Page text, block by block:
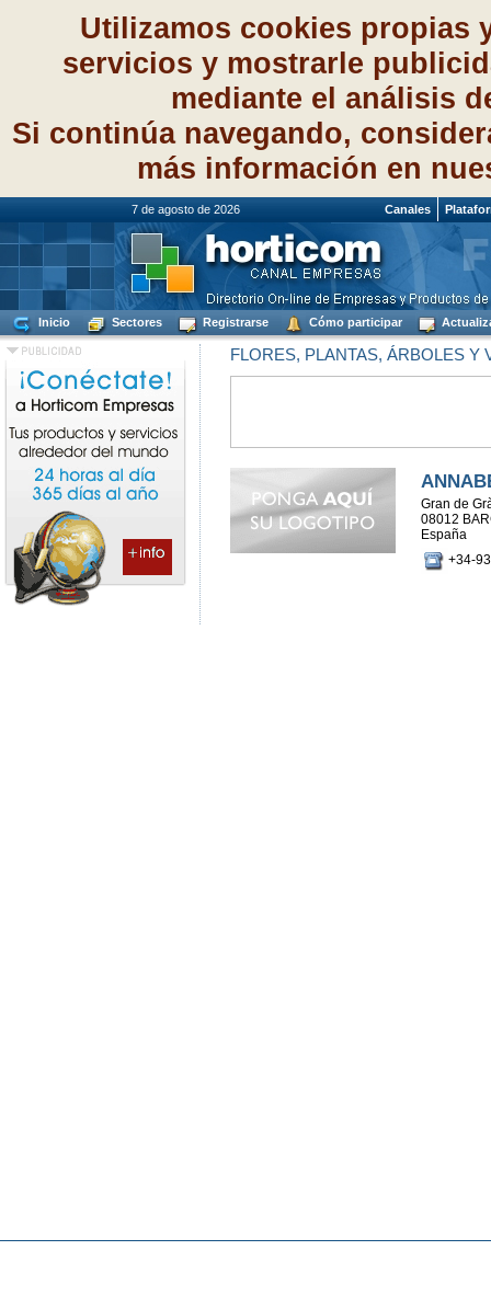
Utilizamos cookies propias
servicios y mostrarle
mediante el análisis
Si continúa navegando,
más información en
7 de agosto de 2026 Canales
Inicio Sectores Registrarse Cómo participar
FLORES, PLANTAS, ÁRBOLES Y
Gran de
08012
España
+34-